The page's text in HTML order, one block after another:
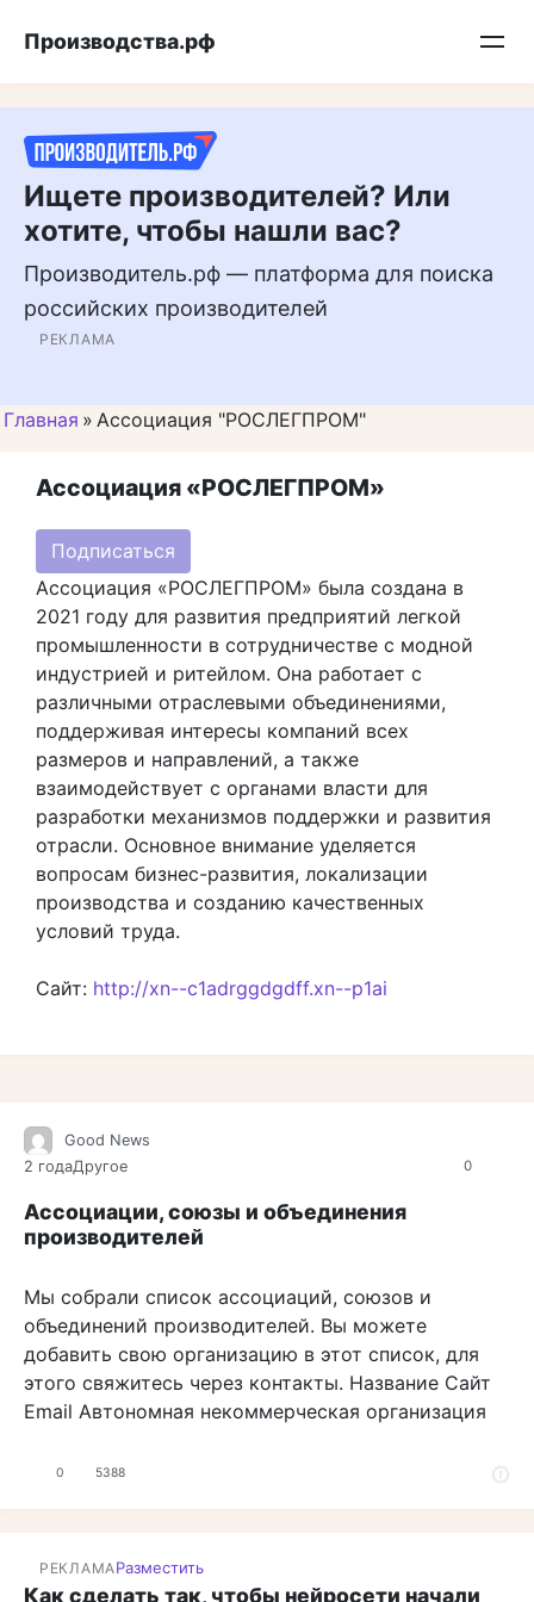
Подписывайтесь на нас в MAX
Производства.рф
Ищете производителей? Или
хотите, чтобы нашли вас?
Производитель.рф — платформа для поиска
российских производителей
РЕКЛАМА
Главная » Ассоциация "РОСЛЕГПРОМ"
Ассоциация «РОСЛЕГПРОМ»
Подписаться
Ассоциация «РОСЛЕГПРОМ» была создана в
2021 году для развития предприятий легкой
промышленности в сотрудничестве с модной
индустрией и ритейлом. Она работает с
различными отраслевыми объединениями,
поддерживая интересы компаний всех
размеров и направлений, а также
взаимодействует с органами власти для
разработки механизмов поддержки и развития
отрасли. Основное внимание уделяется
вопросам бизнес-развития, локализации
производства и созданию качественных
условий труда.
Сайт: http://xn--c1adrggdgdff.xn--p1ai
0
Good News
2 годаДругое
Ассоциации, союзы и объединения
производителей
Мы собрали список ассоциаций, союзов и
объединений производителей. Вы можете
добавить свою организацию в этот список, для
этого свяжитесь через контакты. Название Сайт
Email Автономная некоммерческая организация
0 5388
РЕКЛАМАРазместить
Как сделать так, чтобы нейросети начали